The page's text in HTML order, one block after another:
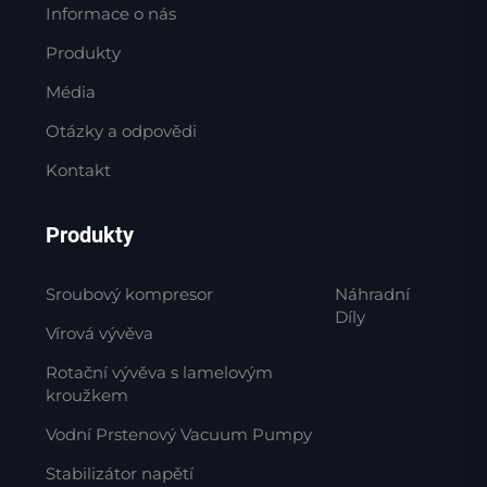
Informace o nás
Produkty
Média
Otázky a odpovědi
Kontakt
Produkty
Sroubový kompresor
Vírová vývěva
Rotační vývěva s lamelovým
kroužkem
Vodní Prstenový Vacuum Pumpy
Stabilizátor napětí
Náhradní
Díly